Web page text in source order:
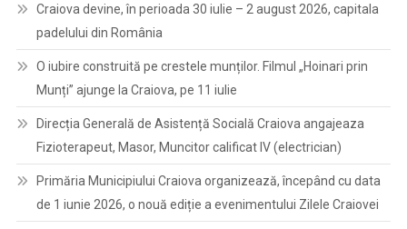
Craiova devine, în perioada 30 iulie – 2 august 2026, capitala
padelului din România
O iubire construită pe crestele munților. Filmul „Hoinari prin
Munți” ajunge la Craiova, pe 11 iulie
Direcția Generală de Asistență Socială Craiova angajeaza
Fizioterapeut, Masor, Muncitor calificat IV (electrician)
Primăria Municipiului Craiova organizează, începând cu data
de 1 iunie 2026, o nouă ediție a evenimentului Zilele Craiovei